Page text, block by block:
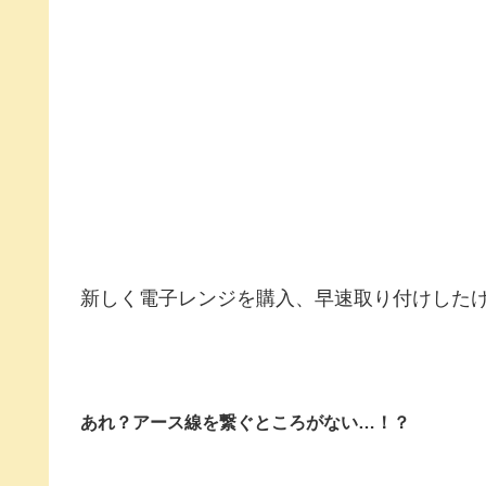
新しく電子レンジを購入、早速取り付けした
あれ？アース線を繋ぐところがない…！？